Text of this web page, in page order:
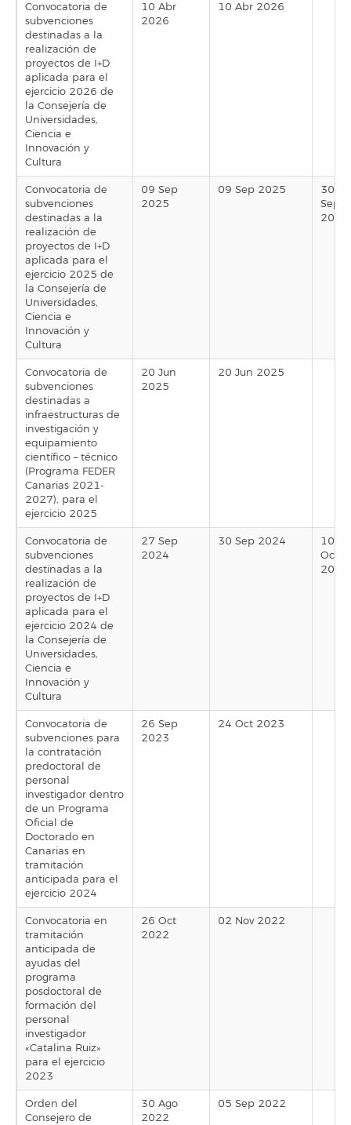
Convocatoria de
subvenciones
destinadas a la
realización de
proyectos de I+D
aplicada para el
ejercicio 2026 de
la Consejería de
Universidades,
Ciencia e
Innovación y
Cultura
10 Abr
2026
10 Abr 2026
Convocatoria de
subvenciones
destinadas a la
realización de
proyectos de I+D
aplicada para el
ejercicio 2025 de
la Consejería de
Universidades,
Ciencia e
Innovación y
Cultura
09 Sep
2025
09 Sep 2025
30
Sep
2025
Convocatoria de
subvenciones
destinadas a
infraestructuras de
investigación y
equipamiento
científico – técnico
(Programa FEDER
Canarias 2021-
2027), para el
ejercicio 2025
20 Jun
2025
20 Jun 2025
Convocatoria de
subvenciones
destinadas a la
realización de
proyectos de I+D
aplicada para el
ejercicio 2024 de
la Consejería de
Universidades,
Ciencia e
Innovación y
Cultura
27 Sep
2024
30 Sep 2024
10
Oct
2024
Convocatoria de
subvenciones para
la contratación
predoctoral de
personal
investigador dentro
de un Programa
Oficial de
Doctorado en
Canarias en
tramitación
anticipada para el
ejercicio 2024
26 Sep
2023
24 Oct 2023
Convocatoria en
tramitación
anticipada de
ayudas del
programa
posdoctoral de
formación del
personal
investigador
«Catalina Ruiz»
para el ejercicio
2023
26 Oct
2022
02 Nov 2022
Orden del
Consejero de
30 Ago
2022
05 Sep 2022